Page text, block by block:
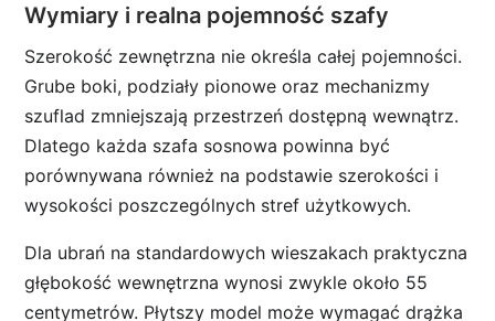
Wymiary i realna pojemność szafy
Szerokość zewnętrzna nie określa całej pojemności.
Grube boki, podziały pionowe oraz mechanizmy
szuflad zmniejszają przestrzeń dostępną wewnątrz.
Dlatego każda szafa sosnowa powinna być
porównywana również na podstawie szerokości i
wysokości poszczególnych stref użytkowych.
Dla ubrań na standardowych wieszakach praktyczna
głębokość wewnętrzna wynosi zwykle około 55
centymetrów. Płytszy model może wymagać drążka